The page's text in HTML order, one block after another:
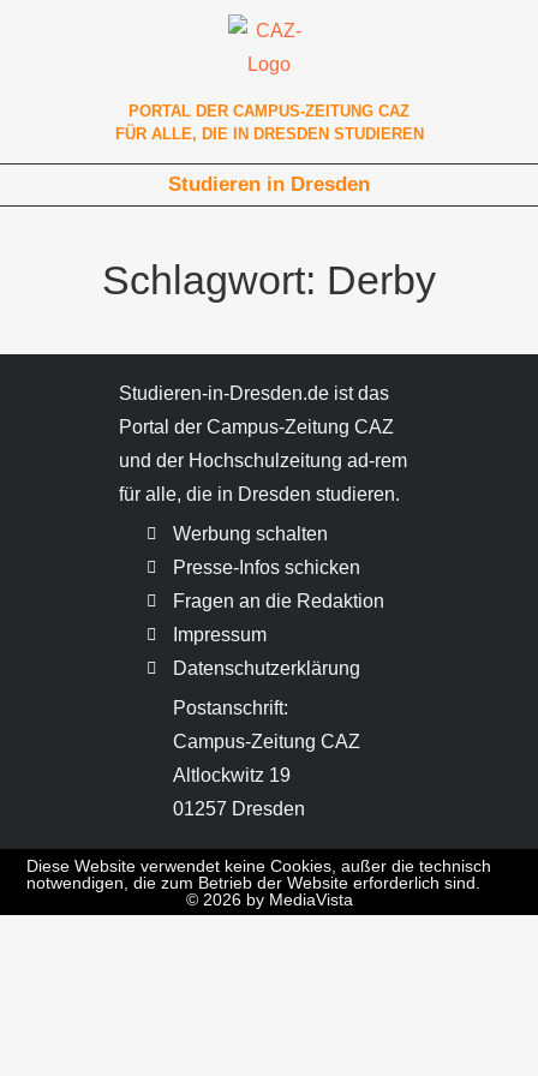
PORTAL DER CAMPUS-ZEITUNG CAZ
FÜR ALLE, DIE IN DRESDEN STUDIEREN
Studieren in Dresden
Schlagwort: Derby
Studieren-in-Dresden.de ist das
Portal der Campus-Zeitung CAZ
und der Hochschulzeitung ad-rem
für alle, die in Dresden studieren.
Werbung schalten
Presse-Infos schicken
Fragen an die Redaktion
Impressum
Datenschutzerklärung
Postanschrift:
Campus-Zeitung CAZ
Altlockwitz 19
01257 Dresden
Diese Website verwendet keine Cookies, außer die technisch
notwendigen, die zum Betrieb der Website erforderlich sind.
© 2026 by MediaVista